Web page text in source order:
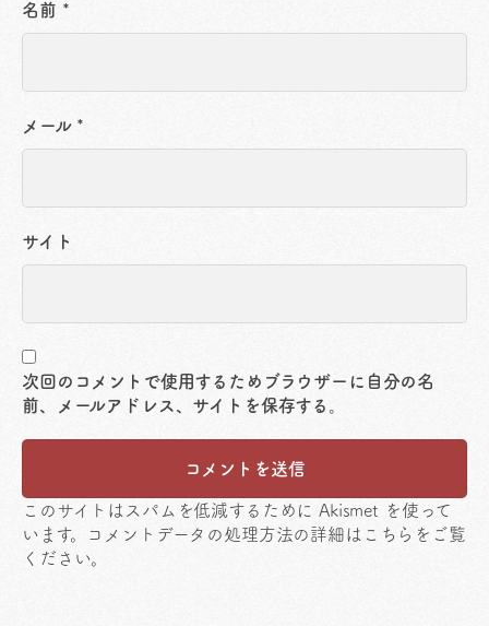
名前 *
メール *
サイト
次回のコメントで使用するためブラウザーに自分の名
前、メールアドレス、サイトを保存する。
このサイトはスパムを低減するために Akismet を使って
います。
コメントデータの処理方法の詳細はこちらをご覧
ください。